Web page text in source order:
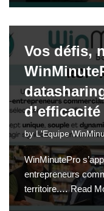
Vos défis,
d’efficacité
byL'Equipe
WinMinutePro
entrepreneurs
territoire.…Read